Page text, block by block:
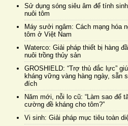
Sử dụng sóng siêu âm để tính
nuôi tôm
Máy sưởi ngâm: Cách mạng hóa
tôm ở Việt Nam
Waterco: Giải pháp thiết bị hàng
nuôi trồng thủy sản
GROSHIELD: “Trợ thủ đắc lực”
kháng vững vàng hàng ngày, sẵn
đích
Năm mới, nỗi lo cũ: “Làm sao để
cường đề kháng cho tôm?”
Vi sinh: Giải pháp mục tiêu toàn